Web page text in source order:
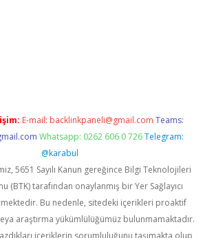
E-mail: backlinkpaneli@gmail.com Teams:
Whatsapp: 0262 606 0 726 Telegram:
@karabul
5651 Sayılı Kanun gereğince Bilgi Teknolojileri
(BTK) tarafından onaylanmış bir Yer Sağlayıcı
Bu nedenle, sitedeki içerikleri proaktif
araştırma yükümlülüğümüz bulunmamaktadır.
içeriklerin sorumluluğunu taşımakta olup,